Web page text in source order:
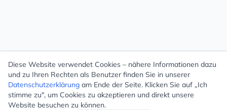
Diese Website verwendet Cookies – nähere Informationen dazu
und zu Ihren Rechten als Benutzer finden Sie in unserer
Datenschutzerklärung am Ende der Seite. Klicken Sie auf „Ich
stimme zu", um Cookies zu akzeptieren und direkt unsere
Website besuchen zu können.